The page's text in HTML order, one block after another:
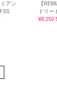
ミアン
【
ドリー
¥8,250